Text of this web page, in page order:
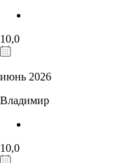
10,0
июнь 2026
Владимир
10,0